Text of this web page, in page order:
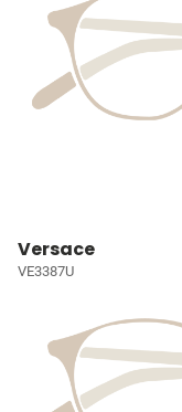
Versace
VE3387U